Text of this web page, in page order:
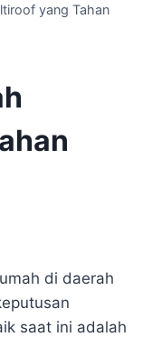
yang Tahan
di daerah
saat ini adalah